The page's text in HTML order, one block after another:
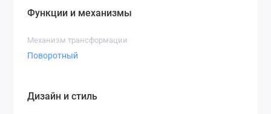
Функции и механизмы
Механизм трансформации
Поворотный
Дизайн и стиль